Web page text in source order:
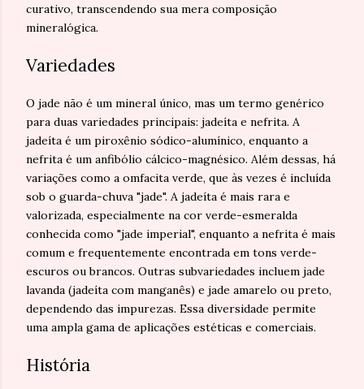
curativo, transcendendo sua mera composição
mineralógica.
Variedades
O jade não é um mineral único, mas um termo genérico
para duas variedades principais: jadeíta e nefrita. A
jadeíta é um piroxênio sódico-alumínico, enquanto a
nefrita é um anfibólio cálcico-magnésico. Além dessas, há
variações como a omfacita verde, que às vezes é incluída
sob o guarda-chuva "jade". A jadeíta é mais rara e
valorizada, especialmente na cor verde-esmeralda
conhecida como "jade imperial", enquanto a nefrita é mais
comum e frequentemente encontrada em tons verde-
escuros ou brancos. Outras subvariedades incluem jade
lavanda (jadeíta com manganês) e jade amarelo ou preto,
dependendo das impurezas. Essa diversidade permite
uma ampla gama de aplicações estéticas e comerciais.
História